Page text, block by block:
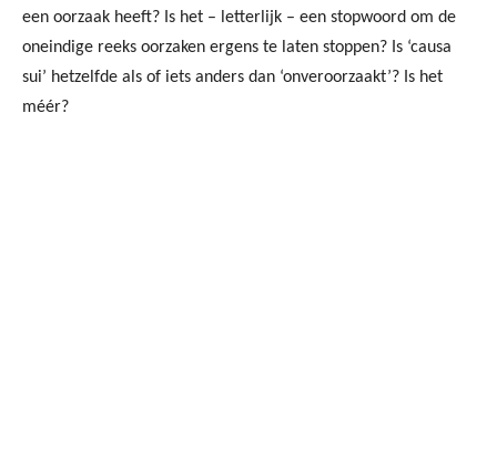
een oorzaak heeft? Is het – letterlijk – een stopwoord om de
oneindige reeks oorzaken ergens te laten stoppen? Is ‘causa
sui’ hetzelfde als of iets anders dan ‘onveroorzaakt’? Is het
méér?